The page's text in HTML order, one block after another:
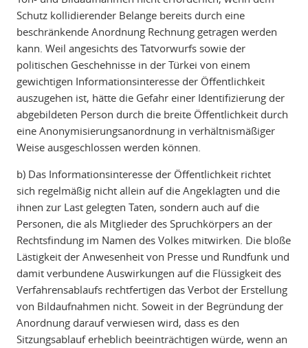
Schutz kollidierender Belange bereits durch eine
beschränkende Anordnung Rechnung getragen werden
kann. Weil angesichts des Tatvorwurfs sowie der
politischen Geschehnisse in der Türkei von einem
gewichtigen Informationsinteresse der Öffentlichkeit
auszugehen ist, hätte die Gefahr einer Identifizierung der
abgebildeten Person durch die breite Öffentlichkeit durch
eine Anonymisierungsanordnung in verhältnismäßiger
Weise ausgeschlossen werden können.
b) Das Informationsinteresse der Öffentlichkeit richtet
sich regelmäßig nicht allein auf die Angeklagten und die
ihnen zur Last gelegten Taten, sondern auch auf die
Personen, die als Mitglieder des Spruchkörpers an der
Rechtsfindung im Namen des Volkes mitwirken. Die bloße
Lästigkeit der Anwesenheit von Presse und Rundfunk und
damit verbundene Auswirkungen auf die Flüssigkeit des
Verfahrensablaufs rechtfertigen das Verbot der Erstellung
von Bildaufnahmen nicht. Soweit in der Begründung der
Anordnung darauf verwiesen wird, dass es den
Sitzungsablauf erheblich beeinträchtigen würde, wenn an